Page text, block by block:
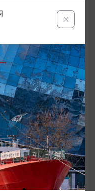
церковь